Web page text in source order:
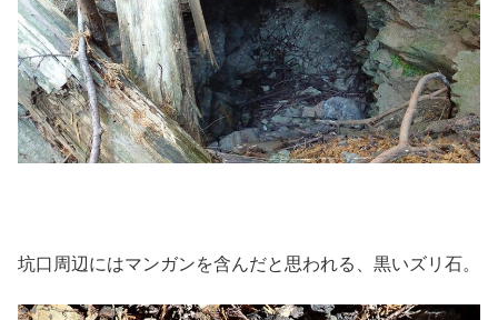
坑口周辺にはマンガンを含んだと思われる、黒いズリ石。